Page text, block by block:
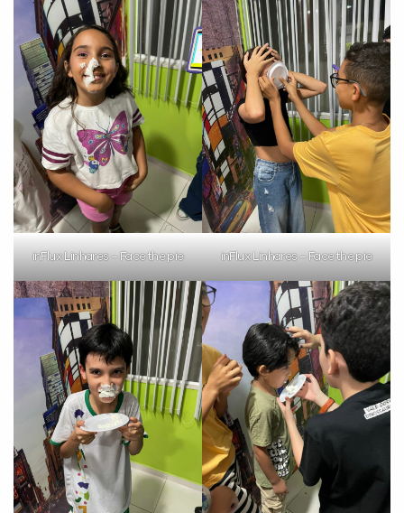
inFlux Linhares – Face the pie inFlux Linhares – Face the pie